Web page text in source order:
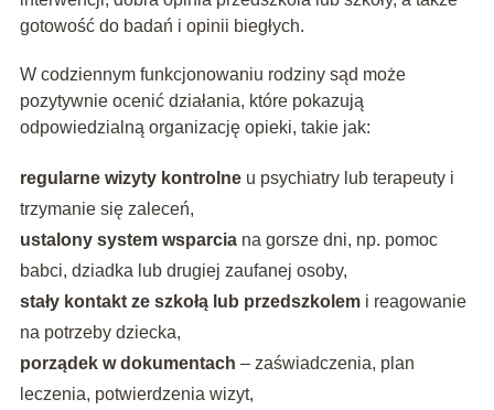
gotowość do badań i opinii biegłych.
W codziennym funkcjonowaniu rodziny sąd może
pozytywnie ocenić działania, które pokazują
odpowiedzialną organizację opieki, takie jak:
regularne wizyty kontrolneu psychiatry lub terapeuty i
trzymanie się zaleceń,
ustalony system wsparciana gorsze dni, np. pomoc
babci, dziadka lub drugiej zaufanej osoby,
stały kontakt ze szkołą lub przedszkolemi reagowanie
na potrzeby dziecka,
porządek w dokumentach – zaświadczenia, plan
leczenia, potwierdzenia wizyt,